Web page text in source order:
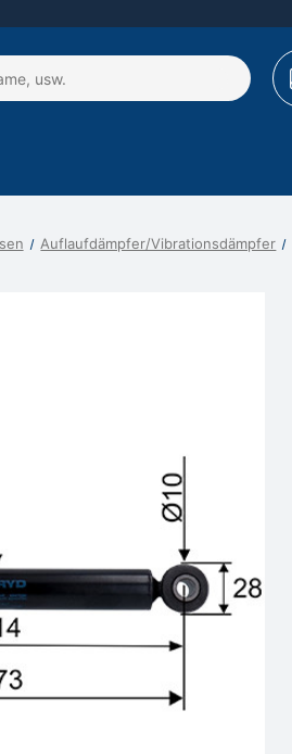
Auflaufdämpfer/Vibrationsdämpfer